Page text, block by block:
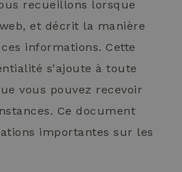
recueillons lorsque
et décrit la manière
informations. Cette
s'ajoute à toute
vous pouvez recevoir
Ce document
importantes sur les